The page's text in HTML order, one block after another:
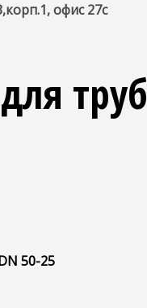
корп.1, офис 27с
труб
50-25